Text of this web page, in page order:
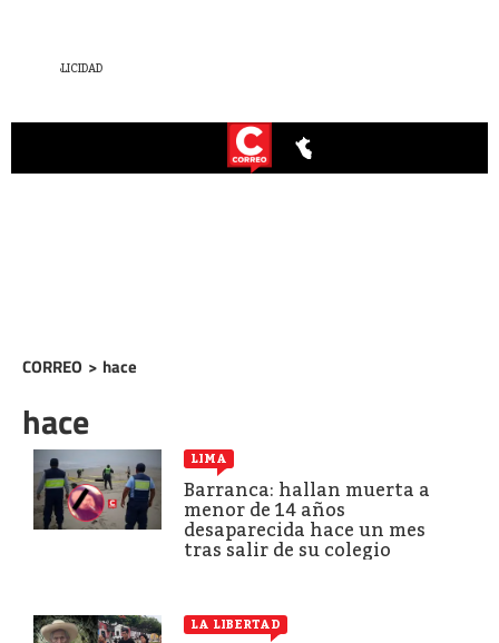
CORREO > hace
hace
LIMA
Barranca: hallan muerta a
menor de 14 años
desaparecida hace un mes
tras salir de su colegio
LA LIBERTAD